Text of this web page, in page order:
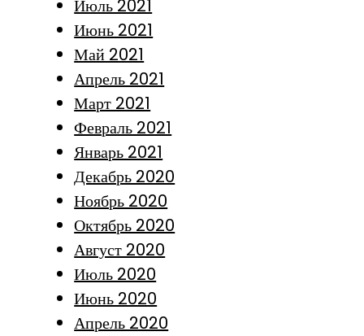
Июль 2021
Июнь 2021
Май 2021
Апрель 2021
Март 2021
Февраль 2021
Январь 2021
Декабрь 2020
Ноябрь 2020
Октябрь 2020
Август 2020
Июль 2020
Июнь 2020
Апрель 2020